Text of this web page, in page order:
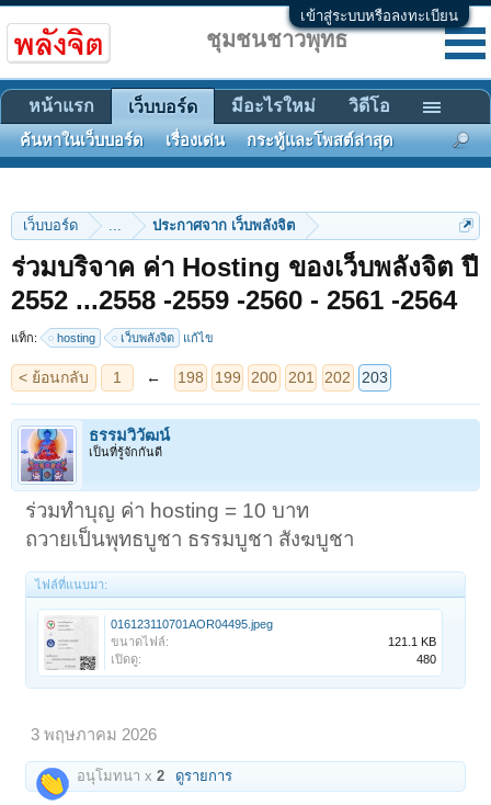
เข้าสู่ระบบหรือลงทะเบียน
เว็บบอร์ด ... ประกาศจาก เว็บพลังจิต
ร่วมบริจาค ค่า Hosting ของเว็บพลังจิต ปี
2552 ...2558 -2559 -2560 - 2561 -2564
แท็ก: hosting เว็บพลังจิต แก้ไข
< ย้อนกลับ 1 ← 198 199 200 201 202 203
ธรรมวิวัฒน์
เป็นที่รู้จักกันดี
ร่วมทำบุญ ค่า hosting = 10 บาท
ถวายเป็นพุทธบูชา ธรรมบูชา สังฆบูชา
ไฟล์ที่แนบมา:
016123110701AOR04495.jpeg
ขนาดไฟล์:
121.1 KB
เปิดดู:
480
3 พฤษภาคม 2026
อนุโมทนา x2 ดูรายการ
ชุมชนชาวพุทธ
หน้าแรก เว็บบอร์ด
ค้นหาในเว็บบอร์ด เรื่องเด่น กระทู้และโพสต์ล่าสุด
มีอะไรใหม่ วิดีโอ